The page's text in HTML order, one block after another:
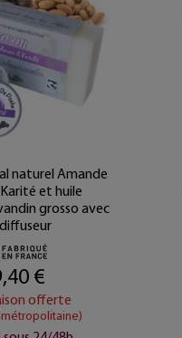
naturel Amande
et huile
grosso avec
€
offerte
métropolitaine)